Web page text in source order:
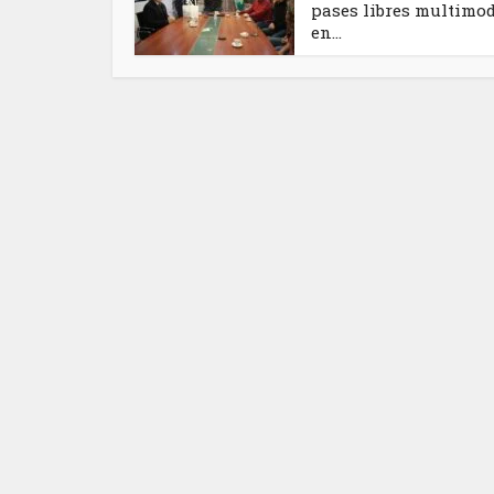
pases libres
en...